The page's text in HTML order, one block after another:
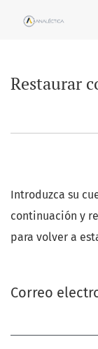
Restaurar
Introduzca su
continuación y
para volver a
Correo